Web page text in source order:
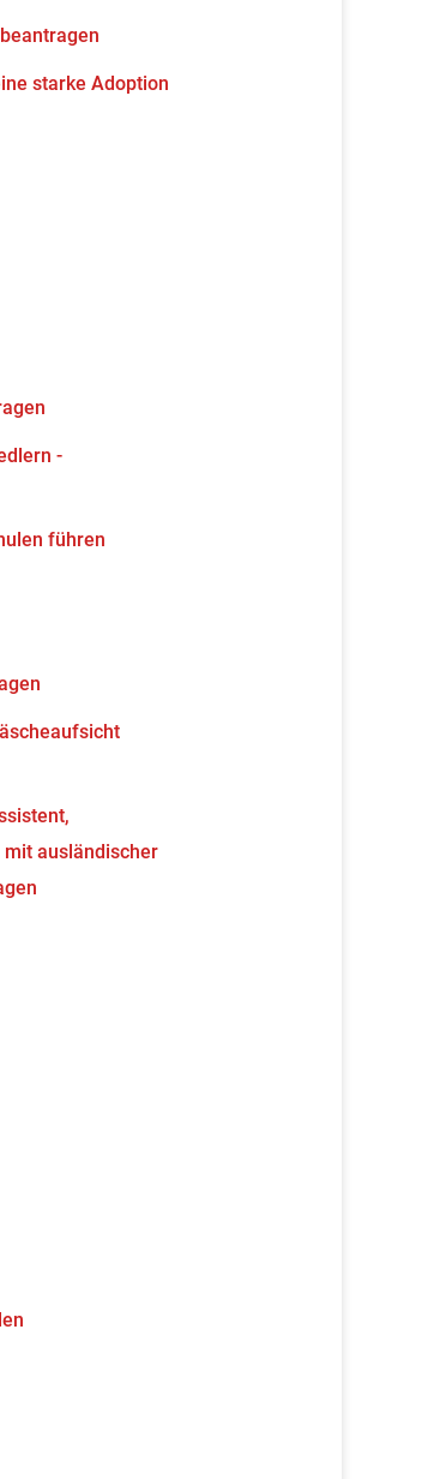
starke Adoption
-
führen
mit ausländischer